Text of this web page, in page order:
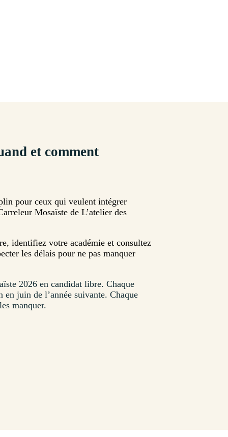
et comment
pour ceux qui veulent intégrer
Mosaïste de L’atelier des
identifiez votre académie et consultez
les délais pour ne pas manquer
2026 en candidat libre. Chaque
juin de l’année suivante. Chaque
manquer.